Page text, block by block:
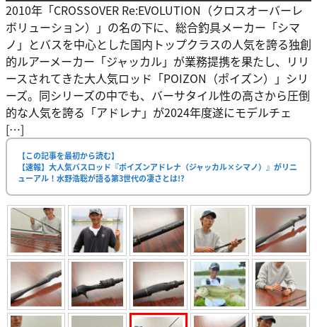
2010年「CROSSOVER Re:EVOLUTION（クロスオーバーレ
ボリューション）」の名の下に、総合釣具メーカー「シマ
ノ」とバスを中心とした国内トップクラスの人気を誇る独創
的ルアーメーカー「ジャッカル」が業務提携を果たし、リリ
ースされてきた大人気ロッド「POIZON（ポイズン）」シリ
ーズ。同シリーズの中でも、バーサタイル性の高さから圧倒
的な人気を誇る「アドレナ」が2024年度遂にモデルチェ
[…]
【この記事を最初から読む】
【速報】大人気バスロッド『ポイズンアドレナ（ジャッカル×シマノ）』がリニ
ューアル！水野浩聡が語る第3世代の凄さとは!?